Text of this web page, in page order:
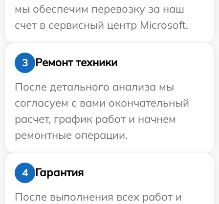
мы обеспечим перевозку за наш
счет в сервисный центр Microsoft.
3
Ремонт техники
После детального анализа мы
согласуем с вами окончательный
расчет, график работ и начнем
ремонтные операции.
4
Гарантия
После выполнения всех работ и